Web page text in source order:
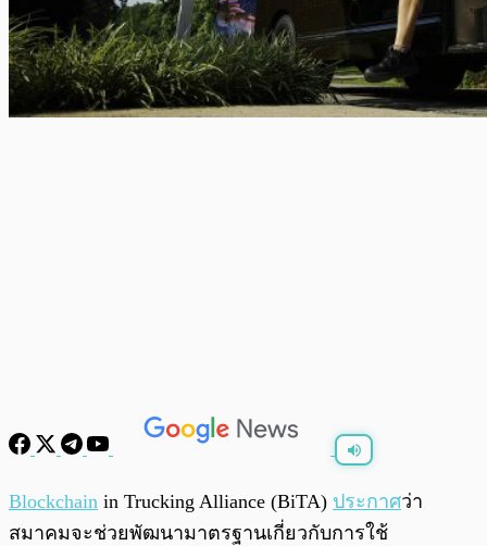
/
Blockchain in Trucking Alliance (BiTA) ประกาศว่า
สมาคมจะช่วยพัฒนามาตรฐานเกี่ยวกับการใช้